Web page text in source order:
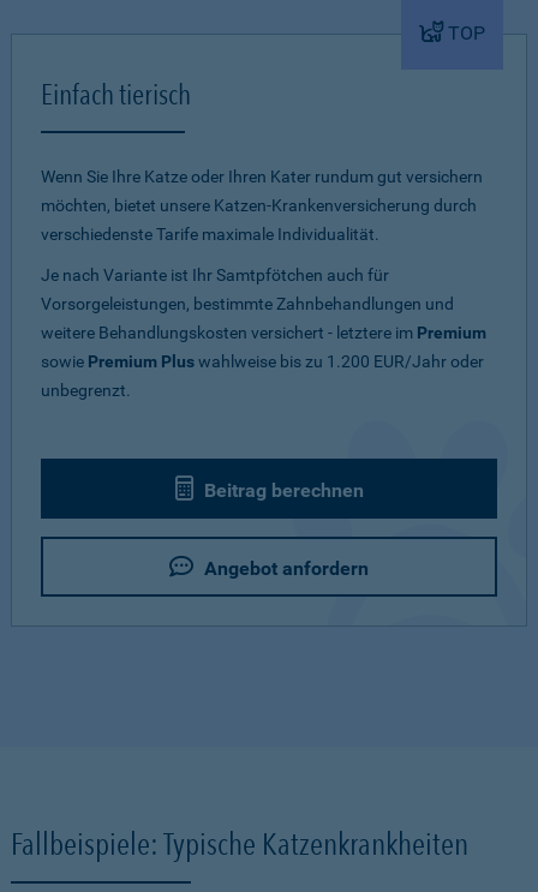
TOP
Einfach tierisch
Wenn Sie Ihre Katze oder Ihren Kater rundum gut versichern
möchten, bietet unsere Katzen-Krankenversicherung durch
verschiedenste Tarife maximale Individualität.
Je nach Variante ist Ihr Samtpfötchen auch für
Vorsorgeleistungen, bestimmte Zahnbehandlungen und
weitere Behandlungskosten versichert - letztere im Premium
sowie Premium Pluswahlweise bis zu 1.200 EUR/Jahr oder
unbegrenzt.
Beitrag berechnen
Angebot anfordern
Fallbeispiele: Typische Katzenkrankheiten